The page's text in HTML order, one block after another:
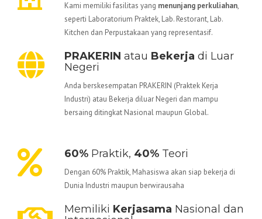
Kami memiliki fasilitas yang menunjang perkuliahan,
seperti Laboratorium Praktek, Lab. Restorant, Lab.
Kitchen dan Perpustakaan yang representasif.
PRAKERIN atau Bekerja di Luar
Negeri
Anda berskesempatan PRAKERIN (Praktek Kerja
Industri) atau Bekerja diluar Negeri dan mampu
bersaing ditingkat Nasional maupun Global.
60% Praktik, 40% Teori
Dengan 60% Praktik, Mahasiswa akan siap bekerja di
Dunia Industri maupun berwirausaha
Memiliki Kerjasama Nasional dan